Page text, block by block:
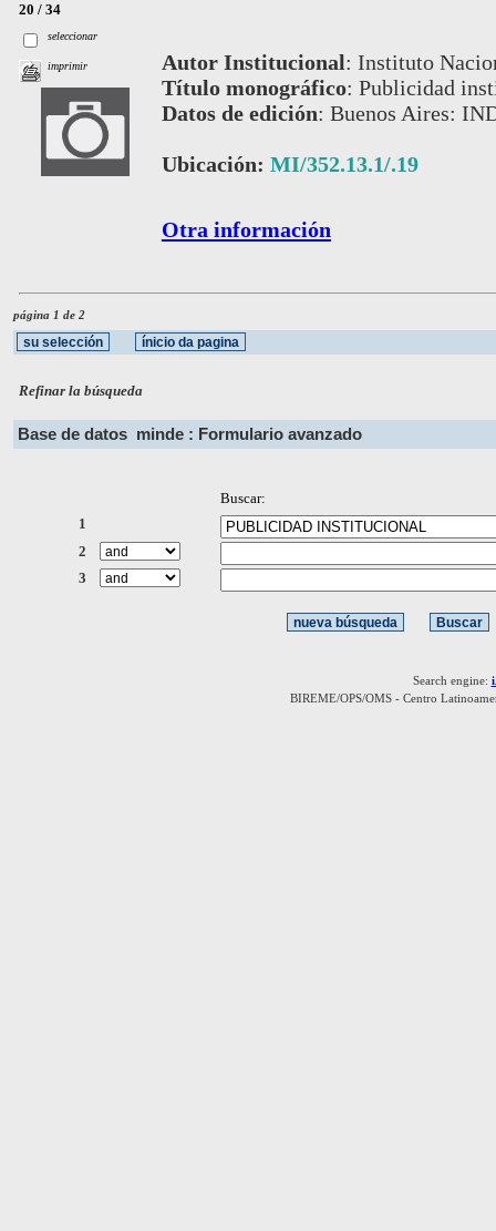
20 / 34
seleccionar
imprimir Autor Institucional: Instituto
Título monográfico: Publicidad
Datos de edición: Buenos Aires:
Ubicación: MI/352.13.1/.19
Otra información
página 1 de 2
Refinar la búsqueda
Base de datos minde : Formulario avanzado
Buscar:
1
2
3
Search engine:
BIREME/OPS/OMS - Centro